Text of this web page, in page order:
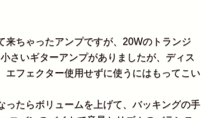
ちゃったアンプですが、20Wのトランジ
さいギターアンプがありましたが、ディス
エフェクター使用せずに使うにはもってこい
たらボリュームを上げて、バッキングの手